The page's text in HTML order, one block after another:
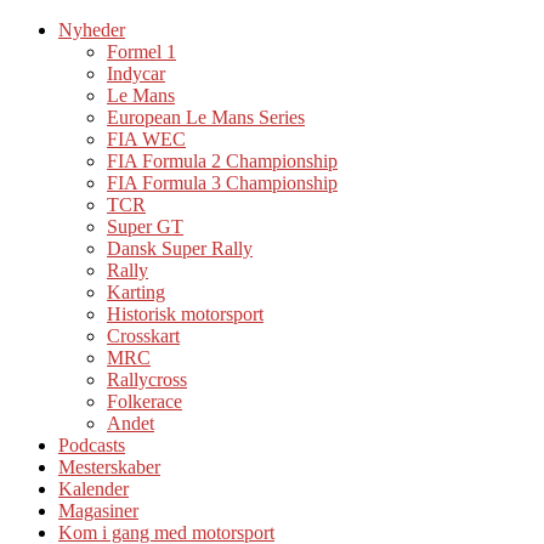
Nyheder
Formel 1
Indycar
Le Mans
European Le Mans Series
FIA WEC
FIA Formula 2 Championship
FIA Formula 3 Championship
TCR
Super GT
Dansk Super Rally
Rally
Karting
Historisk motorsport
Crosskart
MRC
Rallycross
Folkerace
Andet
Podcasts
Mesterskaber
Kalender
Magasiner
Kom i gang med motorsport